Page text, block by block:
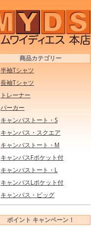
商品カテゴリー
半袖Tシャツ
長袖Tシャツ
トレーナー
パーカー
キャンバストート・S
キャンバス・スクエア
キャンバストート・M
キャンバスFポケット付
キャンバストート・L
キャンバスLポケット付
キャンバス・ビッグ
ポイント キャンペーン！